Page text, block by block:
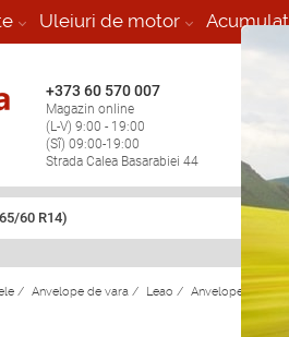
Uleiuri de motor
+373 60 570 007
Magazin online
(L-V) 9:00 - 19:00
(Sî) 09:00-19:00
Strada Calea Basarabiei 44
60 R14)
/ Anvelope de vara / Leao / Anvelope de vara